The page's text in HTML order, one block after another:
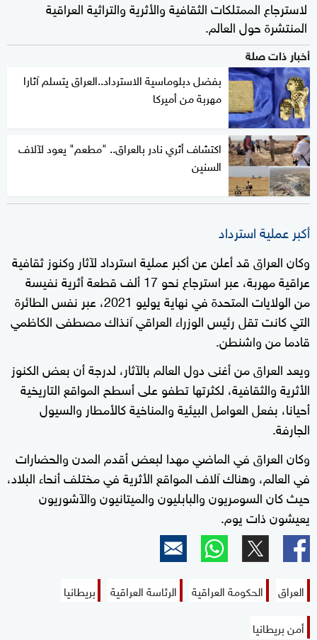
لاسترجاع الممتلكات الثقافية والأثرية والتراثية العراقية
المنتشرة حول العالم.
أخبار ذات صلة
بفضل دبلوماسية الاسترداد..العراق يتسلم آثارا
مهربة من أميركا
اكتشاف أثري نادر بالعراق.. "مطعم" يعود لآلاف
السنين
أكبر عملية استرداد
وكان العراق قد أعلن عن أكبر عملية استرداد لآثار وكنوز ثقافية
عراقية مهربة، عبر استرجاع نحو 17 ألف قطعة أثرية نفيسة
من الولايات المتحدة في نهاية يوليو 2021، عبر نفس الطائرة
التي كانت تقل رئيس الوزراء العراقي آنذاك مصطفى الكاظمي
قادما من واشنطن.
ويعد العراق من أغنى دول العالم بالآثار، لدرجة أن بعض الكنوز
الأثرية والثقافية، لكثرتها تطفو على أسطح المواقع التاريخية
أحيانا، بفعل العوامل البيئية والمناخية كالأمطار والسيول
الجارفة.
وكان العراق في الماضي مهدا لبعض أقدم المدن والحضارات
في العالم، وهناك آلاف المواقع الأثرية في مختلف أنحاء البلاد،
حيث كان السومريون والبابليون والميتانيون والآشوريون
يعيشون ذات يوم.
العراق الحكومة العراقية الرئاسة العراقية
بريطانيا
أمن بريطانيا